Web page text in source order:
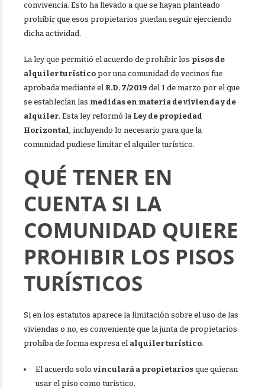
convivencia. Esto ha llevado a que se hayan planteado
prohibir que esos propietarios puedan seguir ejerciendo
dicha actividad.
La ley que permitió el acuerdo de prohibir los pisos de
alquiler turístico por una comunidad de vecinos fue
aprobada mediante el R.D. 7/2019 del 1 de marzo por el que
se establecían las medidas en materia de vivienda y de
alquiler. Esta ley reformó la Ley de propiedad
Horizontal, incluyendo lo necesario para que la
comunidad pudiese limitar el alquiler turístico.
QUÉ TENER EN
CUENTA SI LA
COMUNIDAD QUIERE
PROHIBIR LOS PISOS
TURÍSTICOS
Si en los estatutos aparece la limitación sobre el uso de las
viviendas o no, es conveniente que la junta de propietarios
prohíba de forma expresa el alquiler turístico.
El acuerdo solo vinculará a propietarios que quieran
usar el piso como turístico.